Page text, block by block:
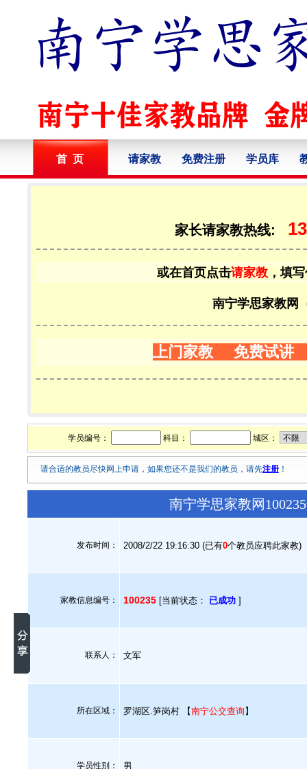
首 页 请家教 免费注册 学员库
家长请家教热线:
或在首页点击请家教 ，填
南宁学思家教网
上门家教 免费试讲
学员编号： 科目： 城区：
请合适的教员尽快网上申请，如果您还不是我们的教员，请先注册 ！
南宁学思家教网
发布时间： 2008/2/22 19:16:30 (已有0个教员应聘此家教)
家教信息编号： 100235 [当前状态： 已成功 ]
联系人： 文军
所在区域： 罗湖区.笋岗村 【南宁公交查询 】
学员性别： 男